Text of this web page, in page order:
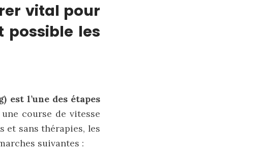
vital pour
possible les
est l’une des étapes
course de vitesse
et sans thérapies, les
suivantes :